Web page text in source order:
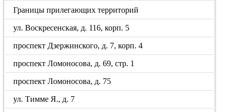
Границы прилегающих территорий
ул. Воскресенская, д. 116, корп. 5
проспект Дзержинского, д. 7, корп. 4
проспект Ломоносова, д. 69, стр. 1
проспект Ломоносова, д. 75
ул. Тимме Я., д. 7